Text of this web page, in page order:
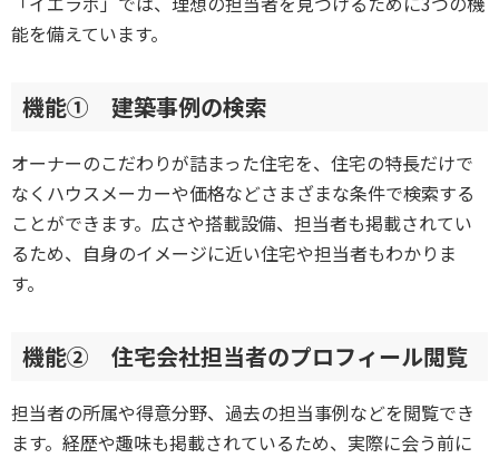
能を備えています。
機能① 建築事例の検索
オーナーのこだわりが詰まった住宅を、住宅の特長だけで
なくハウスメーカーや価格などさまざまな条件で検索する
ことができます。広さや搭載設備、担当者も掲載されてい
るため、自身のイメージに近い住宅や担当者もわかりま
す。
機能② 住宅会社担当者のプロフィール閲覧
担当者の所属や得意分野、過去の担当事例などを閲覧でき
ます。経歴や趣味も掲載されているため、実際に会う前に